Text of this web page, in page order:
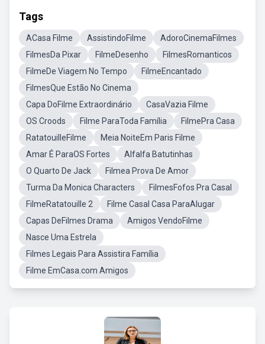
Tags
ACasa Filme AssistindoFilme
AdoroCinemaFilmes
FilmesDa Pixar
FilmeDesenho
FilmesRomanticos
FilmeDe Viagem No Tempo
FilmeEncantado
FilmesQue Estão No Cinema
Capa DoFilme Extraordinário
CasaVazia Filme
OS Croods
Filme ParaToda Família
FilmePra Casa
RatatouilleFilme
Meia NoiteEm Paris Filme
Amar É ParaOS Fortes
Alfalfa Batutinhas
O Quarto De Jack
Filmea Prova De Amor
Turma Da Monica Characters
FilmesFofos Pra Casal
FilmeRatatouille 2
Filme Casal Casa ParaAlugar
Capas DeFilmes Drama
Amigos VendoFilme
Nasce Uma Estrela
Filmes Legais Para Assistira Família
Filme EmCasa.com Amigos